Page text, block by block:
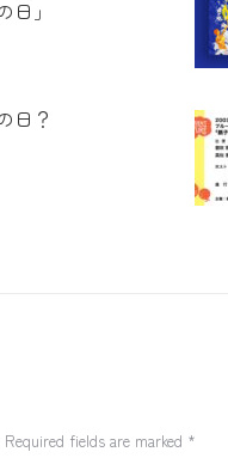
」
日？
fields are marked *